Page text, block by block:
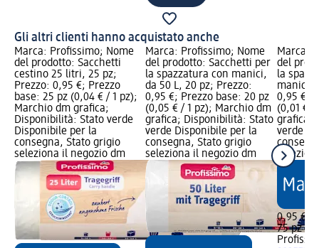
Gli altri clienti hanno acquistato anche
Marca: Profissimo; Nome
del prodotto: Sacchetti
cestino 25 litri, 25 pz;
Prezzo: 0,95 €; Prezzo
base: 25 pz (0,04 € / 1 pz);
Marchio dm grafica;
Disponibilità: Stato verde
Disponibile per la
consegna, Stato grigio
seleziona il negozio dm
Marca: Profissimo; Nome
del prodotto: Sacchetti per
la spazzatura con manici,
da 50 L, 20 pz; Prezzo:
0,95 €; Prezzo base: 20 pz
(0,05 € / 1 pz); Marchio dm
grafica; Disponibilità: Stato
verde Disponibile per la
consegna, Stato grigio
seleziona il negozio dm
Marca:
del
la
manici,
0,95 €;
(0,01 € /
grafica;
verde
0,95 €
75 pz